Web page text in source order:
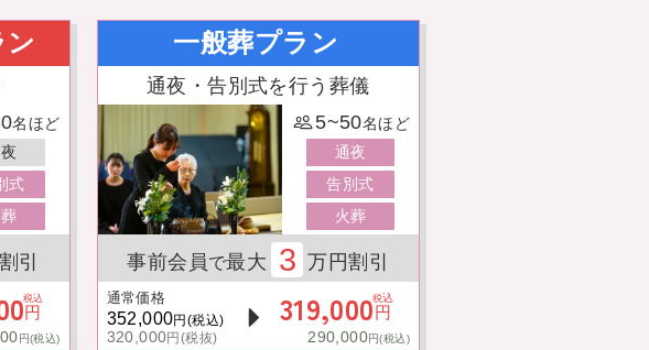
ン
名ほど
式
引
税込
円
円(税込)
一般葬プラン
通夜・告別式を行う葬儀
5~50名ほど
通夜
告別式
火葬
事前会員で最大 3 万円割引
通常価格
352,000円(税込)
320,000円(税抜)
319,000税込
円
290,000円(税込)